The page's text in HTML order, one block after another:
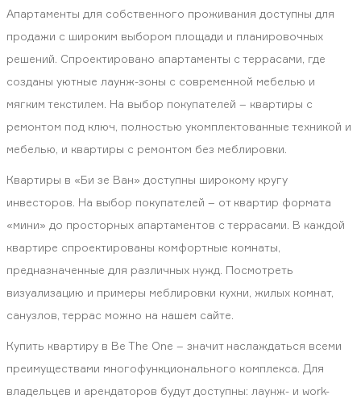
Апартаменты для собственного проживания доступны для
продажи с широким выбором площади и планировочных
решений. Спроектировано апартаменты с террасами, где
созданы уютные лаунж-зоны с современной мебелью и
мягким текстилем. На выбор покупателей – квартиры с
ремонтом под ключ, полностью укомплектованные техникой и
мебелью, и квартиры с ремонтом без меблировки.
Квартиры в «Би зе Ван» доступны широкому кругу
инвесторов. На выбор покупателей – от квартир формата
«мини» до просторных апартаментов с террасами. В каждой
квартире спроектированы комфортные комнаты,
предназначенные для различных нужд. Посмотреть
визуализацию и примеры меблировки кухни, жилых комнат,
санузлов, террас можно на нашем сайте.
Купить квартиру в Be The One – значит наслаждаться всеми
преимуществами многофункционального комплекса. Для
владельцев и арендаторов будут доступны: лаунж- и work-